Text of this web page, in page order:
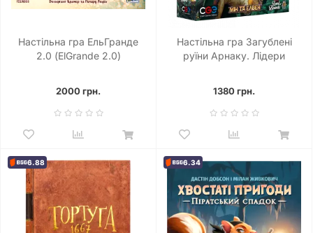
Настільна гра ЕльГранде
2.0 (ElGrande 2.0)
2000 грн.
Настільна гра Загублені
руїни Арнаку. Лідери
1380 грн.
6.88 6.34